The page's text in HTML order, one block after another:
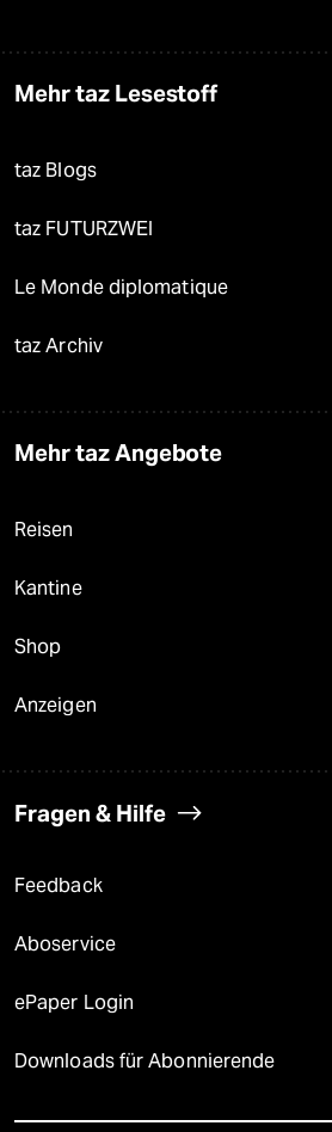
Mehr taz Lesestoff
taz Blogs
taz FUTURZWEI
Le Monde diplomatique
taz Archiv
Mehr taz Angebote
Reisen
Kantine
Shop
Anzeigen
Fragen & Hilfe
Feedback
Aboservice
ePaper Login
Downloads für Abonnierende